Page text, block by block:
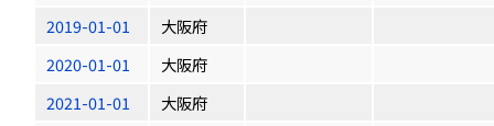
2019-01-01
大阪府
2020-01-01
大阪府
2021-01-01
大阪府